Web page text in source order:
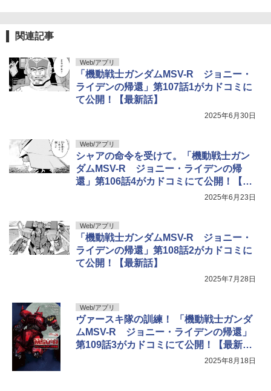
関連記事
Web/アプリ
「機動戦士ガンダムMSV-R ジョニー・
ライデンの帰還」第107話1がカドコミに
て公開！【最新話】
2025年6月30日
Web/アプリ
シャアの命令を受けて。「機動戦士ガン
ダムMSV-R ジョニー・ライデンの帰
還」第106話4がカドコミにて公開！【最
2025年6月23日
Web/アプリ
「機動戦士ガンダムMSV-R ジョニー・
ライデンの帰還」第108話2がカドコミに
て公開！【最新話】
2025年7月28日
Web/アプリ
ヴァースキ隊の訓練！ 「機動戦士ガンダ
ムMSV-R ジョニー・ライデンの帰還」
第109話3がカドコミにて公開！【最新
2025年8月18日